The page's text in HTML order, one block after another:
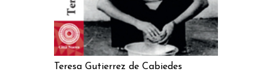
Teresa Gutierrez de Cabiedes